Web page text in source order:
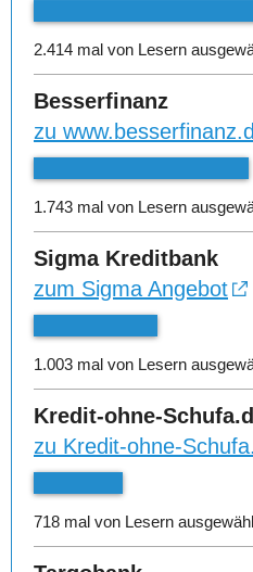
2.414 mal von Lesern
Besserfinanz
zu
1.743 mal von Lesern
Sigma Kreditbank
zum Sigma Angebot
1.003 mal von Lesern
Kredit-ohne-
zu Kredit-ohne-
718 mal von Lesern